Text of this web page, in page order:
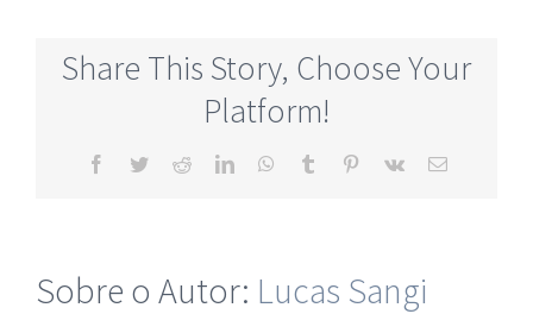
Share This Story, Choose Your
Platform!
Sobre o Autor: Lucas Sangi